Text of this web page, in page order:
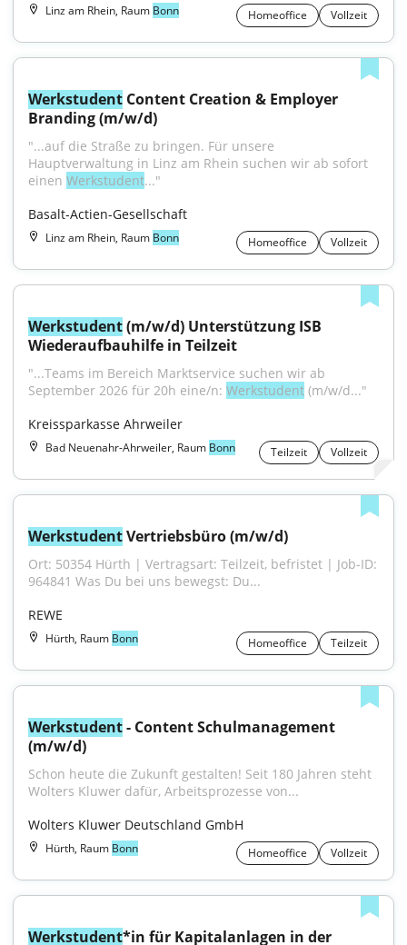
Linz am Rhein, Raum Bonn Homeoffice Vollzeit
Werkstudent Content Creation & Employer
Branding (m/w/d)
"...auf die Straße zu bringen. Für unsere
Hauptverwaltung in Linz am Rhein suchen wir ab sofort
einen Werkstudent..."
Basalt-Actien-Gesellschaft
Linz am Rhein, Raum Bonn Homeoffice Vollzeit
Werkstudent (m/w/d) Unterstützung ISB
Wiederaufbauhilfe in Teilzeit
"...Teams im Bereich Marktservice suchen wir ab
September 2026 für 20h eine/n: Werkstudent (m/w/d..."
Kreissparkasse Ahrweiler
Bad Neuenahr-Ahrweiler, Raum Bonn Teilzeit Vollzeit
Werkstudent Vertriebsbüro (m/w/d)
Ort: 50354 Hürth | Vertragsart: Teilzeit, befristet | Job-ID:
964841 Was Du bei uns bewegst: Du...
REWE
Hürth, Raum Bonn Homeoffice Teilzeit
Werkstudent - Content Schulmanagement
(m/w/d)
Schon heute die Zukunft gestalten! Seit 180 Jahren steht
Wolters Kluwer dafür, Arbeitsprozesse von...
Wolters Kluwer Deutschland GmbH
Hürth, Raum Bonn Homeoffice Vollzeit
Werkstudent*in für Kapitalanlagen in der